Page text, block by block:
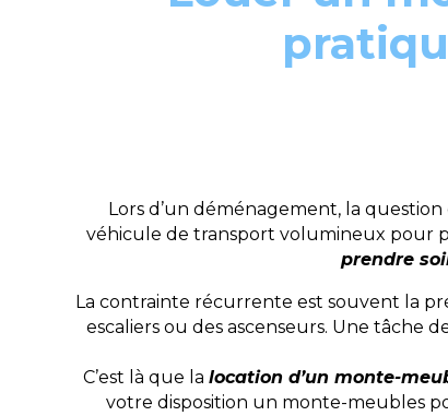
Lors d’un déménagement, la
véhicule de transport volumineux pour
prendre
La contrainte récurrente est souvent la
escaliers ou des ascenseurs. Une tâche
C’est là que la location d’un monte-
votre disposition un monte-meubles